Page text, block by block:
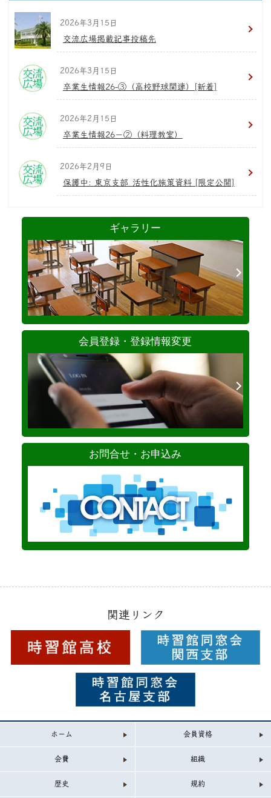
2026年3月15日
交流広場掲載記事投稿先
2026年3月15日
卒業生情報26-③（高校野球関連）[新着]
2026年2月15日
卒業生情報26−②（料理教室）
2026年2月9日
保護中: 東京支部_活性化施策資料 [限定公開]
ギャラリー
会員登録・登録情報変更
お問合せ・お申込み
関連リンク
ホーム 会員資格
会費 組織
歴史 規約